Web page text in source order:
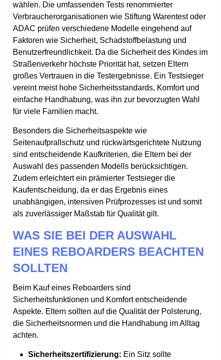
wählen. Die umfassenden Tests renommierter
Verbraucherorganisationen wie Stiftung Warentest oder
ADAC prüfen verschiedene Modelle eingehend auf
Faktoren wie Sicherheit, Schadstoffbelastung und
Benutzerfreundlichkeit. Da die Sicherheit des Kindes im
Straßenverkehr höchste Priorität hat, setzen Eltern
großes Vertrauen in die Testergebnisse. Ein Testsieger
vereint meist hohe Sicherheitsstandards, Komfort und
einfache Handhabung, was ihn zur bevorzugten Wahl
für viele Familien macht.
Besonders die Sicherheitsaspekte wie
Seitenaufprallschutz und rückwärtsgerichtete Nutzung
sind entscheidende Kaufkriterien, die Eltern bei der
Auswahl des passenden Modells berücksichtigen.
Zudem erleichtert ein prämierter Testsieger die
Kaufentscheidung, da er das Ergebnis eines
unabhängigen, intensiven Prüfprozesses ist und somit
als zuverlässiger Maßstab für Qualität gilt.
WAS SIE BEI DER AUSWAHL
EINES REBOARDERS BEACHTEN
SOLLTEN
Beim Kauf eines Reboarders sind
Sicherheitsfunktionen und Komfort entscheidende
Aspekte. Eltern sollten auf die Qualität der Polsterung,
die Sicherheitsnormen und die Handhabung im Alltag
achten.
Sicherheitszertifizierung: Ein Sitz sollte